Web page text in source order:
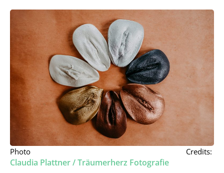
Photo Credits:
Claudia Plattner / Träumerherz Fotografie